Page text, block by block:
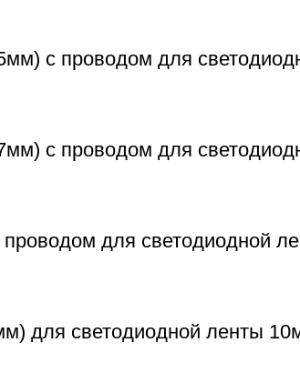
с проводом для
с проводом для
для светодиодной
для светодиодной ленты